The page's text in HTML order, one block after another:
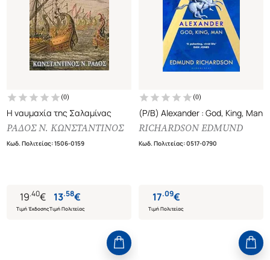
(0)
Η ναυμαχία της Σαλαμίνας
ΡΑΔΟΣ Ν. ΚΩΝΣΤΑΝΤΙΝΟΣ
Κωδ. Πολιτείας:1506-0159
19.40€
Τιμή Έκδοσης
13.58€
Τιμή Πολιτείας
(0)
(P/B) Alexander : God, King, Man
RICHARDSON EDMUND
Κωδ. Πολιτείας:0517-0790
17.09€
Τιμή Πολιτείας